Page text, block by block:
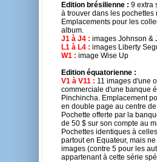
Edition brésilienne : 9 extra
à trouver dans les pochettes
Emplacements pour les
album.
J1 à J4 : images Johnson &
L1 à L4 : images Liberty
W1 : image Wise Up
Edition équatorienne :
V1 à V11 : 11 images d'une
commerciale d'une banque
Pinchincha. Emplacement
en double page au centre
Pochette offerte par la
de 50 $ sur son compte au
Pochettes identiques à
partout en Equateur, mais
images (contre 5 pour les
appartenant à cette série